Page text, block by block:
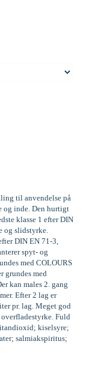
til anvendelse på
og inde. Den hurtigt
klasse 1 efter DIN
og slidstyrke.
DIN EN 71-3,
spyt- og
med COLOURS
grundes med
kan males 2. gang
Efter 2 lag er
pr. lag. Meget god
Fuld
kiselsyre;
salmiakspiritus;